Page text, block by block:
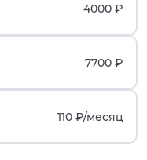
4000 ₽
7700 ₽
110 ₽/месяц